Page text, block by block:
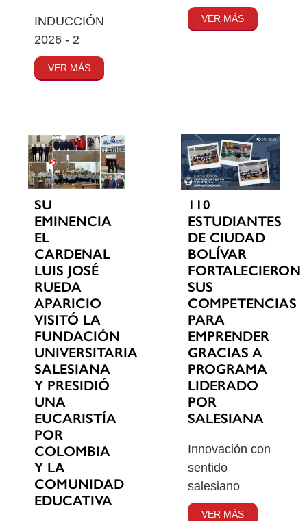
INDUCCIÓN
2026 - 2
VER MÁS
VER MÁS
SU
EMINENCIA
EL
CARDENAL
LUIS JOSÉ
RUEDA
APARICIO
VISITÓ LA
FUNDACIÓN
UNIVERSITARIA
SALESIANA
Y PRESIDIÓ
UNA
EUCARISTÍA
POR
COLOMBIA
Y LA
COMUNIDAD
EDUCATIVA
110
ESTUDIANTES
DE CIUDAD
BOLÍVAR
FORTALECIERON
SUS
COMPETENCIAS
PARA
EMPRENDER
GRACIAS A
PROGRAMA
LIDERADO
POR
SALESIANA
Innovación con
sentido
salesiano
VER MÁS